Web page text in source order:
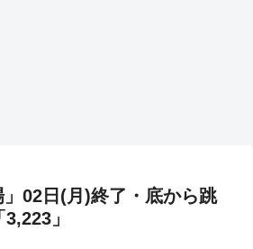
」02日(月)終了・底から跳
」